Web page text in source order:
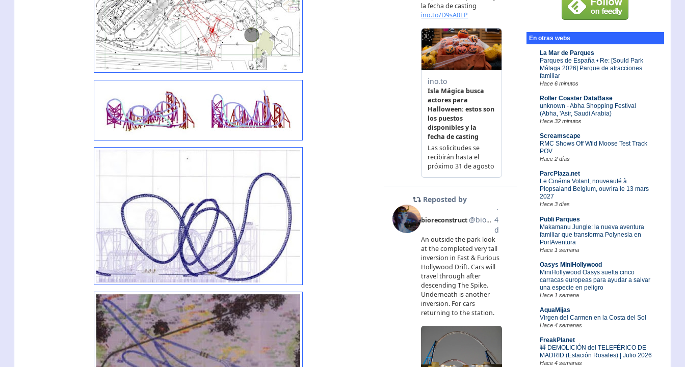
En otras webs
La Mar de Parques
Parques de España • Re: [Sould Park
Málaga 2026] Parque de atracciones
familiar
Hace 6 minutos
Roller Coaster DataBase
unknown - Abha Shopping Festival
(Abha, 'Asir, Saudi Arabia)
Hace 32 minutos
Screamscape
RMC Shows Off Wild Moose Test Track
POV
Hace 2 días
ParcPlaza.net
Le Cinéma Volant, nouveauté à
Plopsaland Belgium, ouvrira le 13 mars
2027
Hace 3 días
Publi Parques
Makamanu Jungle: la nueva aventura
familiar que transforma Polynesia en
PortAventura
Hace 1 semana
Oasys MiniHollywood
MiniHollywood Oasys suelta cinco
carracas europeas para ayudar a salvar
una especie en peligro
Hace 1 semana
AquaMijas
Virgen del Carmen en la Costa del Sol
Hace 4 semanas
FreakPlanet
🚧 DEMOLICIÓN del TELEFÉRICO DE
MADRID (Estación Rosales) | Julio 2026
Hace 4 semanas